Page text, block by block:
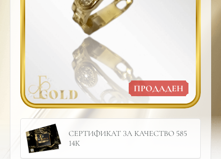
ПРОДАДЕН
СЕРТИФИКАТ ЗА КАЧЕСТВО 585
14К